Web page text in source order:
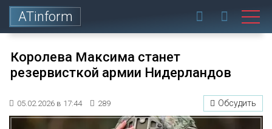
ATinform
Королева Максима станет
резервисткой армии Нидерландов
05.02.2026 в 17:44 289 Обсудить